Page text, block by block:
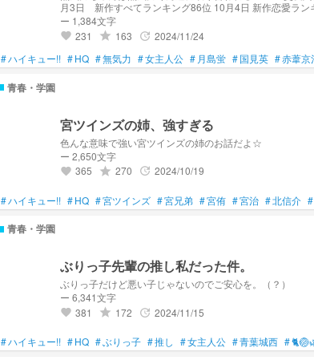
月3日 新作すべてランキング86位 10
ー 1,384文字
favorite 231 grade 163 update 2024/11/24
#ハイキュー!! #HQ #無気力 #女主人公 # 月島蛍 #国見英 #赤葦京
青春・学園
宮ツインズの姉、強すぎる
色んな意味で強い宮ツインズの姉のお話だよ☆
ー 2,650文字
favorite 365 grade 270 update 2024/10/19
#ハイキュー!! #HQ #宮ツインズ #宮兄弟 #宮侑 #宮治 #北信介 #
青春・学園
ぶりっ子先輩の推し私だった件。
ぶりっ子だけど悪い子じゃないのでご安心を。（？）
ー 6,341文字
favorite 381 grade 172 update 2024/11/15
#ハイキュー!! #HQ #ぶりっ子 #推し #女主人公 #青葉城西 #